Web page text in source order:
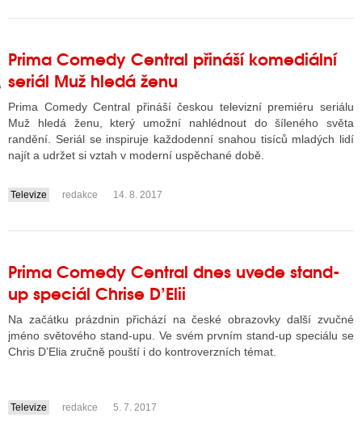
STARŠÍCH DISKUZÍ
Prima Comedy Central přináší komediální
seriál Muž hledá ženu
Prima Comedy Central přináší českou televizní premiéru seriálu
Muž hledá ženu, který umožní nahlédnout do šíleného světa
randění. Seriál se inspiruje každodenní snahou tisíců mladých lidí
najít a udržet si vztah v moderní uspěchané době.
....
Televize redakce 14. 8. 2017
Prima Comedy Central dnes uvede stand-
up speciál Chrise D’Elii
Na začátku prázdnin přichází na české obrazovky další zvučné
jméno světového stand-upu. Ve svém prvním stand-up speciálu se
Chris D’Elia zručně pouští i do kontroverzních témat.
....
Televize redakce 5. 7. 2017